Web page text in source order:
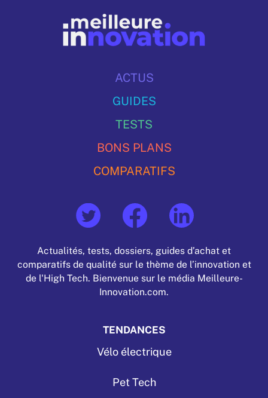
ACTUS
GUIDES
TESTS
BONS PLANS
COMPARATIFS
Actualités, tests, dossiers, guides d’achat et
comparatifs de qualité sur le thème de l’innovation et
de l'High Tech. Bienvenue sur le média Meilleure-
Innovation.com.
TENDANCES
Vélo électrique
Pet Tech